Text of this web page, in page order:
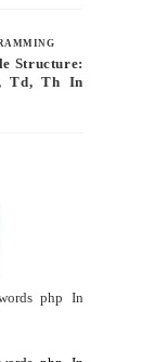
Structure:
Td, Th In
php In